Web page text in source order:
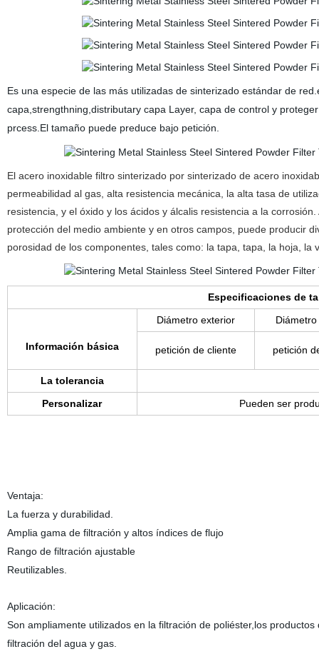
Es una especie de las más utilizadas de sinterizado estándar de
capa,strengthning,distributary capa Layer, capa de control y
prcess.El tamaño puede preduce bajo petición.
El acero inoxidable filtro sinterizado por sinterizado de acero
permeabilidad al gas, alta resistencia mecánica, la alta tasa de
resistencia, y el óxido y los ácidos y álcalis resistencia a la
protección del medio ambiente y en otros campos, puede producir
porosidad de los componentes, tales como: la tapa, tapa, la hoja, la
Especificaciones de
Información básica
Diámetro exterior
petición de cliente petición
La tolerancia
Personalizar
Pueden ser
Ventaja:
La fuerza y durabilidad.
Amplia gama de filtración y altos índices de flujo
Rango de filtración ajustable
Reutilizables.
Aplicación:
Son ampliamente utilizados en la filtración de poliéster,los
filtración del agua y gas.